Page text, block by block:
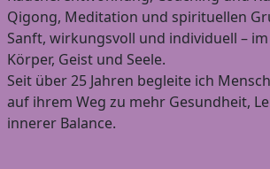
Qigong, Meditation und spirituellen
Sanft, wirkungsvoll und individuell –
Körper, Geist und Seele.
Seit über 25 Jahren begleite ich
auf ihrem Weg zu mehr Gesundheit,
innerer Balance.